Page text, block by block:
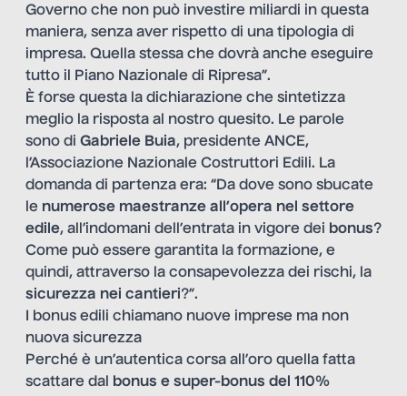
Governo che non può investire miliardi in questa
maniera, senza aver rispetto di una tipologia di
impresa. Quella stessa che dovrà anche eseguire
tutto il Piano Nazionale di Ripresa”.
È forse questa la dichiarazione che sintetizza
meglio la risposta al nostro quesito. Le parole
sono di Gabriele Buia, presidente ANCE,
l’Associazione Nazionale Costruttori Edili. La
domanda di partenza era: “Da dove sono sbucate
le numerose maestranze all’opera nel settore
edile, all’indomani dell’entrata in vigore dei bonus?
Come può essere garantita la formazione, e
quindi, attraverso la consapevolezza dei rischi, la
sicurezza nei cantieri?”.
I bonus edili chiamano nuove imprese ma non
nuova sicurezza
Perché è un’autentica corsa all’oro quella fatta
scattare dal
bonus e super-bonus del 110%